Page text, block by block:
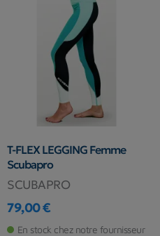
T-FLEX LEGGING Femme
Scubapro
SCUBAPRO
Prix
79,00 €
En stock chez notre fournisseur